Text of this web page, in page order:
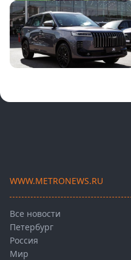
WWW.METRONEWS.RU
Все новости
Петербург
Россия
Мир